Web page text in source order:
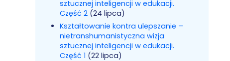
sztucznej inteligencji w edukacji.
Część 2 (24 lipca)
Kształtowanie kontra ulepszanie –
nietranshumanistyczna wizja
sztucznej inteligencji w edukacji.
Część 1 (22 lipca)